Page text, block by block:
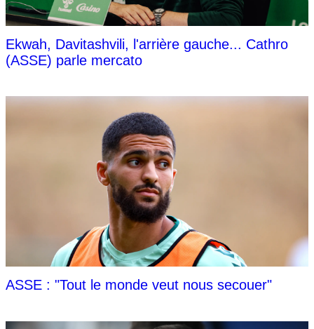
Ekwah, Davitashvili, l'arrière gauche... Cathro
(ASSE) parle mercato
ASSE : "Tout le monde veut nous secouer"